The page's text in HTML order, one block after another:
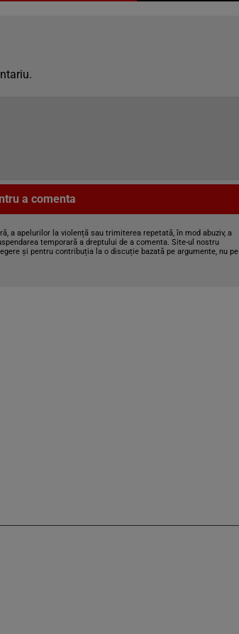
a comenta
a apelurilor la violență sau trimiterea repetată, în mod abuziv, a
temporară a dreptului de a comenta. Site-ul nostru
și pentru contribuția la o discuție bazată pe argumente, nu pe